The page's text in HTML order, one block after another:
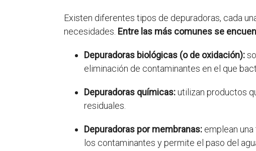
Existen diferentes tipos de depuradoras, cada
necesidades. Entre las más comunes se
Depuradoras biológicas (o de oxidación):
eliminación de contaminantes en el que
Depuradoras químicas:utilizan productos
residuales.
Depuradoras por membranas: emplean
los contaminantes y permite el paso del